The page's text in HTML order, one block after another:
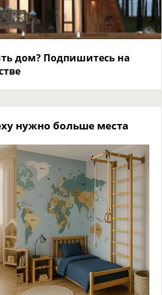
дом? Подпишитесь на
нужно больше места